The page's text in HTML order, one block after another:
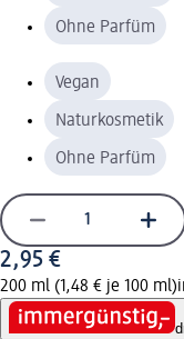
Ohne Parfüm
Vegan
Naturkosmetik
Ohne Parfüm
2,95 €
200 ml (1,48 € je 100 ml)